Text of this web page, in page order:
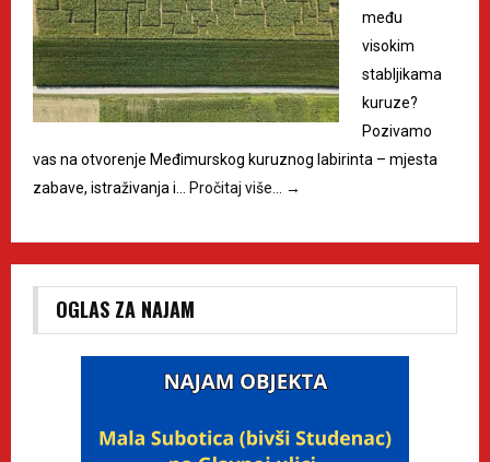
među
visokim
stabljikama
kuruze?
Pozivamo
vas na otvorenje Međimurskog kuruznog labirinta – mjesta
zabave, istraživanja i… Pročitaj više… →
OGLAS ZA NAJAM